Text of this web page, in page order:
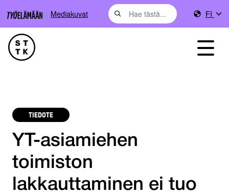
Mediakuvat FI
TIEDOTE
YT-asiamiehen
toimiston
lakkauttaminen ei tuo